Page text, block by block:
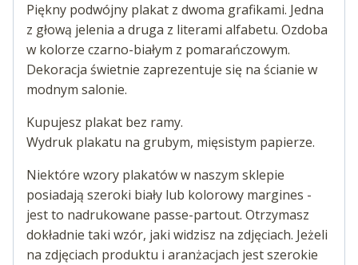
Piękny podwójny plakat z dwoma grafikami. Jedna
z głową jelenia a druga z literami alfabetu. Ozdoba
w kolorze czarno-białym z pomarańczowym.
Dekoracja świetnie zaprezentuje się na ścianie w
modnym salonie.
Kupujesz plakat bez ramy.
Wydruk plakatu na grubym, mięsistym papierze.
Niektóre wzory plakatów w naszym sklepie
posiadają szeroki biały lub kolorowy margines -
jest to nadrukowane passe-partout. Otrzymasz
dokładnie taki wzór, jaki widzisz na zdjęciach. Jeżeli
na zdjęciach produktu i aranżacjach jest szerokie